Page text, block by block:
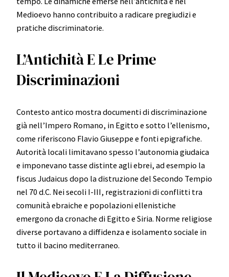
Medioevo hanno contribuito a radicare pregiudizi e
pratiche discriminatorie.
L’Antichità E Le Prime
Discriminazioni
Contesto antico mostra documenti di discriminazione
già nell’Impero Romano, in Egitto e sotto l’ellenismo,
come riferiscono Flavio Giuseppe e fonti epigrafiche.
Autorità locali limitavano spesso l’autonomia giudaica
e imponevano tasse distinte agli ebrei, ad esempio la
fiscus Judaicus dopo la distruzione del Secondo Tempio
nel 70 d.C. Nei secoli I-III, registrazioni di conflitti tra
comunità ebraiche e popolazioni ellenistiche
emergono da cronache di Egitto e Siria. Norme religiose
diverse portavano a diffidenza e isolamento sociale in
tutto il bacino mediterraneo.